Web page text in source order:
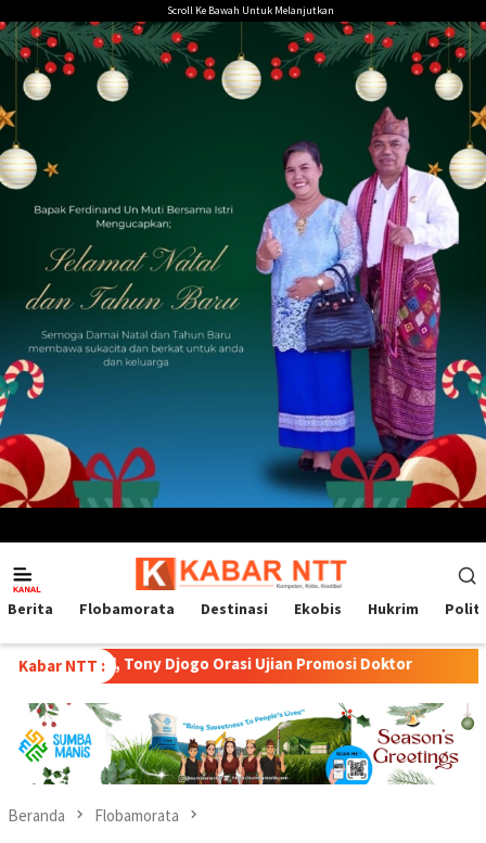
ke
konten
Scroll Ke Bawah Untuk Melanjutkan
Mobile
Berita Flobamorata Destinasi Ekobis Hukrim
Kabar NTT :
Djogo Orasi Ujian Promosi Doktor Transformasi
Beranda Flobamorata